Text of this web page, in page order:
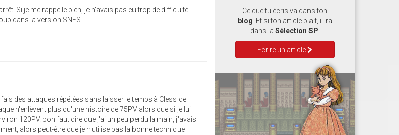
Si je me rappelle bien, je n'avais pas eu trop de difficulté
dans la version SNES.
des attaques répétées sans laisser le temps à Cless de
n'enlèvent plus qu'une histoire de 75PV alors que si je lui
120PV. bon faut dire que j'ai un peu perdu la main, j'avais
alors peut-être que je n'utilise pas la bonne technique
Ce que tu écris va dans ton
blog . Et si ton article plait, il ira
dans la Sélection SP
Ecrire un article